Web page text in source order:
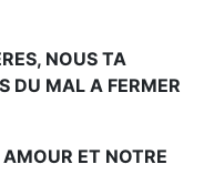
NOUS TA
DU MAL A FERMER
ET NOTRE